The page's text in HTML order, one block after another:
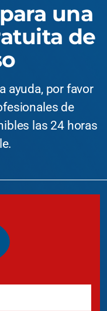
una
de
ayuda, por favor
de
las 24 horas